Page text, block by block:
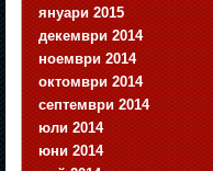
януари 2015
декември 2014
ноември 2014
октомври 2014
септември 2014
юли 2014
юни 2014